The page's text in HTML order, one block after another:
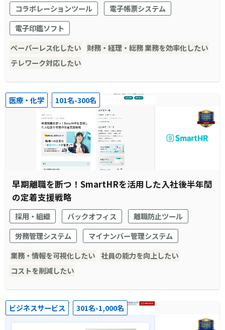
コラボレーションツール
電子帳票システム
電子印鑑ソフト
ペーパーレス化したい
財務・経理・総務 業務を効率化したい
テレワーク対応したい
医療・化学 101名-300名
早期離職を断つ！SmartHRを活用した入社後半年間
の定着支援戦略
採用・組織 バックオフィス
離職防止ツール
労務管理システム
マイナンバー管理システム
業務・情報を可視化したい 社員の能力を向上したい
コストを削減したい
ビジネスサービス 301名-1,000名